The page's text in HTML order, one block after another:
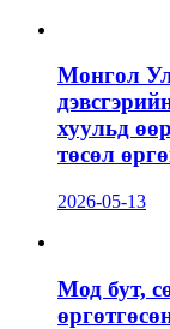
Монгол
хуульд
төсөл
2026-05-13
Мод бут,